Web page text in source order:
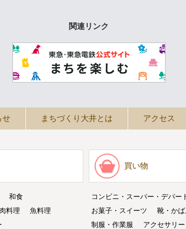
関連リンク
せ まちづくり大井とは アクセス
和食
肉料理
魚料理
買い物
コンビニ・スーパー・デパー
お菓子・スイーツ
靴・か
制服・作業服
アクセサリー